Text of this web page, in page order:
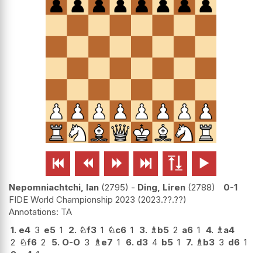
     
Nepomniachtchi, Ian 2795 - Ding, Liren 2788
0-1
FIDE World Championship 2023 2023.??.??
TA
1. e4 3 e5 1 2. ♘f3 1 ♘c6 1 3. ♗b5 2 a6 1 4. ♗a4
2 ♘f6 2 5. O-O 3 ♗e7 1 6. d3 4 b5 1 7. ♗b3 3 d6 1